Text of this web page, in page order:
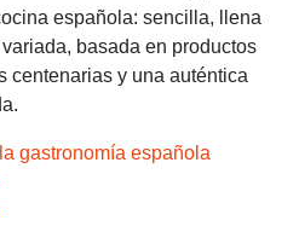
española: sencilla, llena
basada en productos
centenarias y una auténtica
gastronomía española